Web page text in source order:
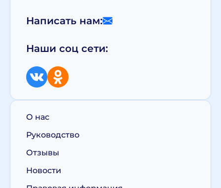
Написать нам:
Наши соц сети:
О нас
Руководство
Отзывы
Новости